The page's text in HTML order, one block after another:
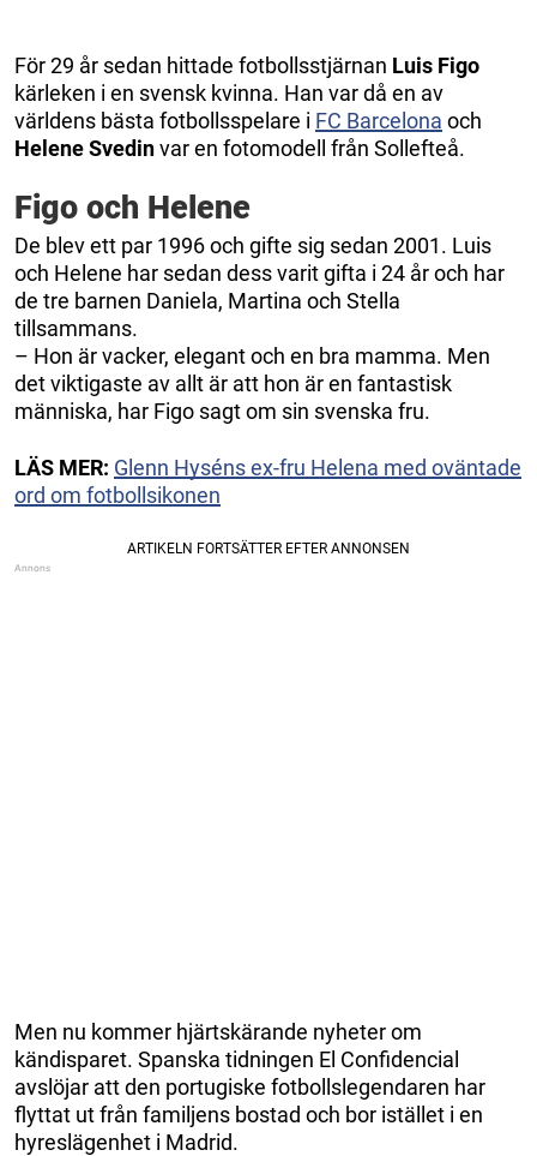
För 29 år sedan hittade fotbollsstjärnan Luis Figo
kärleken i en svensk kvinna. Han var då en av
världens bästa fotbollsspelare i FC Barcelona och
Helene Svedinvar en fotomodell från Sollefteå.
Figo och Helene
De blev ett par 1996 och gifte sig sedan 2001. Luis
och Helene har sedan dess varit gifta i 24 år och har
de tre barnen Daniela, Martina och Stella
tillsammans.
– Hon är vacker, elegant och en bra mamma. Men
det viktigaste av allt är att hon är en fantastisk
människa, har Figo sagt om sin svenska fru.
LÄS MER: Glenn Hyséns ex-fru Helena med oväntade
ord om fotbollsikonen
Men nu kommer hjärtskärande nyheter om
kändisparet. Spanska tidningen El Confidencial
avslöjar att den portugiske fotbollslegendaren har
flyttat ut från familjens bostad och bor istället i en
hyreslägenhet i Madrid.